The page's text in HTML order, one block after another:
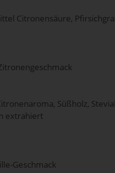
Citronensäure,
Süßholz,
extrahiert
Geschmack